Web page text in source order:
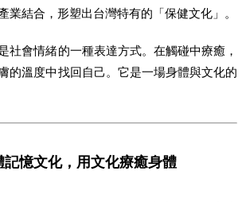
業結合，形塑出台灣特有的「保健文化」。
社會情緒的一種表達方式。在觸碰中療癒，
的溫度中找回自己。它是一場身體與文化的
憶文化，用文化療癒身體